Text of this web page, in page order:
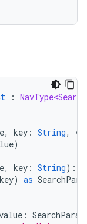
:
, key : String,
)
, key : String):
key) as
: